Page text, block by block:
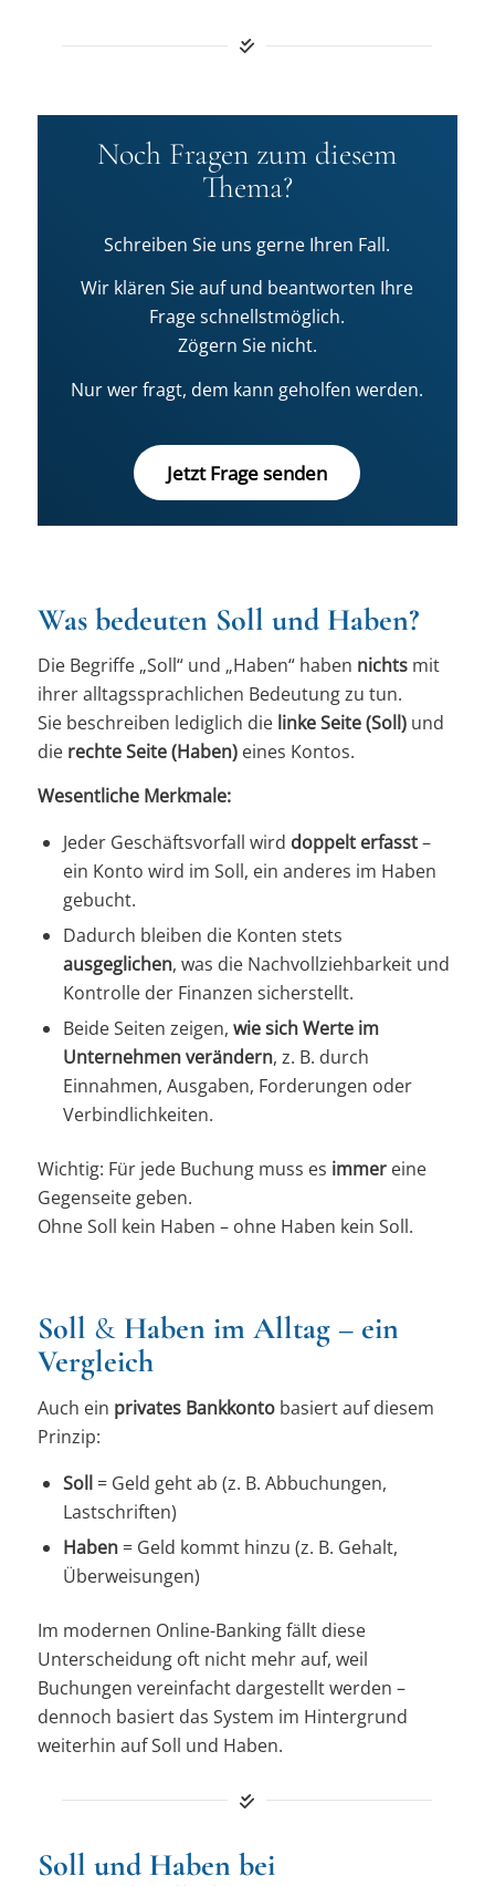
Noch Fragen zum diesem
Thema?
Schreiben Sie uns gerne Ihren Fall.
Wir klären Sie auf und beantworten Ihre
Frage schnellstmöglich.
Zögern Sie nicht.
Nur wer fragt, dem kann geholfen werden.
Jetzt Frage senden
Was bedeuten Soll und Haben?
Die Begriffe „Soll“ und „Haben“ haben nichtsmit
ihrer alltagssprachlichen Bedeutung zu tun.
Sie beschreiben lediglich die linke Seite (Soll)und
die rechte Seite (Haben)eines Kontos.
Wesentliche Merkmale:
Jeder Geschäftsvorfall wird doppelt erfasst–
ein Konto wird im Soll, ein anderes im Haben
gebucht.
Dadurch bleiben die Konten stets
ausgeglichen, was die Nachvollziehbarkeit und
Kontrolle der Finanzen sicherstellt.
Beide Seiten zeigen, wie sich Werte im
Unternehmen verändern, z. B. durch
Einnahmen, Ausgaben, Forderungen oder
Verbindlichkeiten.
Wichtig: Für jede Buchung muss es immereine
Gegenseite geben.
Ohne Soll kein Haben – ohne Haben kein Soll.
Soll &Haben im Alltag – ein
Vergleich
Auch ein privates Bankkontobasiert auf diesem
Prinzip:
Soll = Geld geht ab (z. B. Abbuchungen,
Lastschriften)
Haben= Geld kommt hinzu (z. B. Gehalt,
Überweisungen)
Im modernen Online-Banking fällt diese
Unterscheidung oft nicht mehr auf, weil
Buchungen vereinfacht dargestellt werden –
dennoch basiert das System im Hintergrund
weiterhin auf Soll und Haben.
Soll und Haben bei